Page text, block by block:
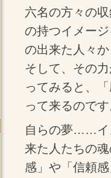
六名の方々の
の持つイメー
の出来た人々
そして、その
ってみると、
って来るので
自らの夢……イ
来た人たちの
感」や「信頼